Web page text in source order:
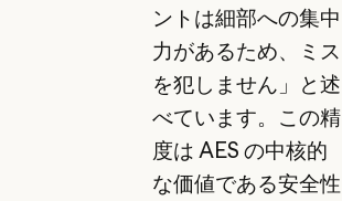
ントは細部への集中
力があるため、ミス
を犯しません」と述
べています。この精
度は AES の中核的
な価値である安全性